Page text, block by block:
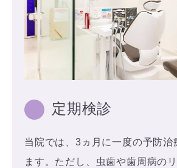
定期検診
当院では、3ヵ月に一度の予防治
ます。ただし、虫歯や歯周病の